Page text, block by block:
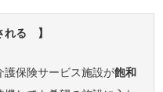
れる 】
保険サービス施設が飽和